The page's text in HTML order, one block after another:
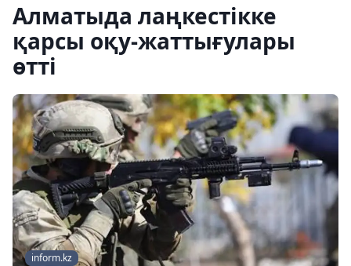
Алматыда лаңкестікке
қарсы оқу-жаттығулары
өтті
inform.kz